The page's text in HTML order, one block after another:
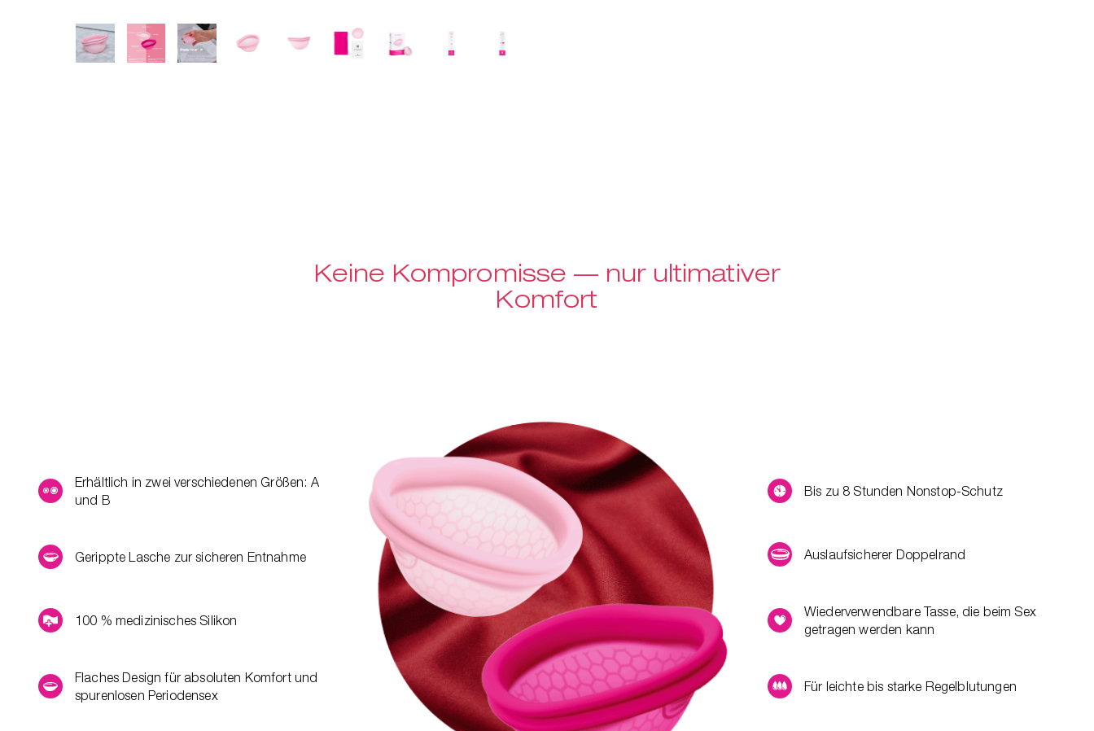
Keine Kompromisse — nur ultimativer
Komfort
Erhältlich in zwei verschiedenen Größen: A
und B
Gerippte Lasche zur sicheren Entnahme
100 % medizinisches Silikon
Flaches Design für absoluten Komfort und
spurenlosen Periodensex
Bis zu 8 Stunden Nonstop-Schutz
Auslaufsicherer Doppelrand
Wiederverwendbare Tasse, die beim Sex
getragen werden kann
Für leichte bis starke Regelblutungen